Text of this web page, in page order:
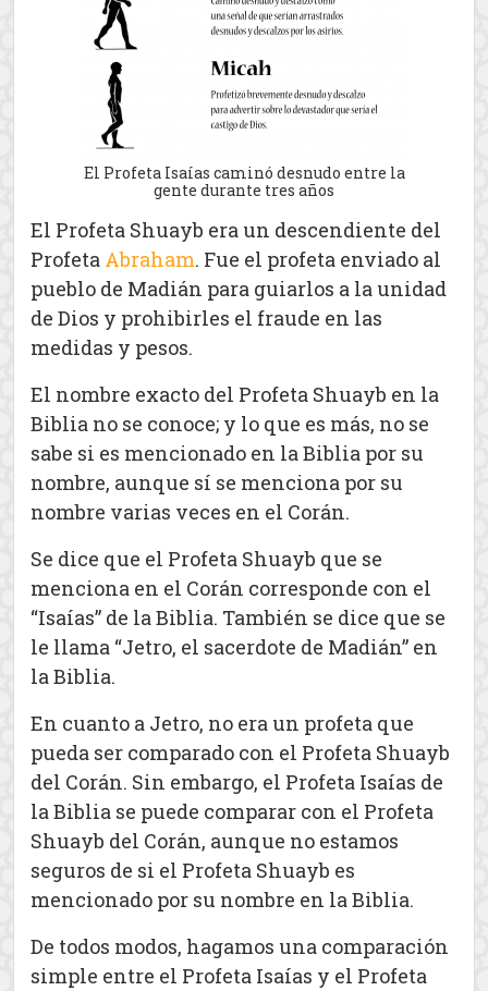
El Profeta Isaías caminó desnudo entre la
gente durante tres años
El Profeta Shuayb era un descendiente del
Profeta Abraham. Fue el profeta enviado al
pueblo de Madián para guiarlos a la unidad
de Dios y prohibirles el fraude en las
medidas y pesos.
El nombre exacto del Profeta Shuayb en la
Biblia no se conoce; y lo que es más, no se
sabe si es mencionado en la Biblia por su
nombre, aunque sí se menciona por su
nombre varias veces en el Corán.
Se dice que el Profeta Shuayb que se
menciona en el Corán corresponde con el
“Isaías” de la Biblia. También se dice que se
le llama “Jetro, el sacerdote de Madián” en
la Biblia.
En cuanto a Jetro, no era un profeta que
pueda ser comparado con el Profeta Shuayb
del Corán. Sin embargo, el Profeta Isaías de
la Biblia se puede comparar con el Profeta
Shuayb del Corán, aunque no estamos
seguros de si el Profeta Shuayb es
mencionado por su nombre en la Biblia.
De todos modos, hagamos una comparación
simple entre el Profeta Isaías y el Profeta